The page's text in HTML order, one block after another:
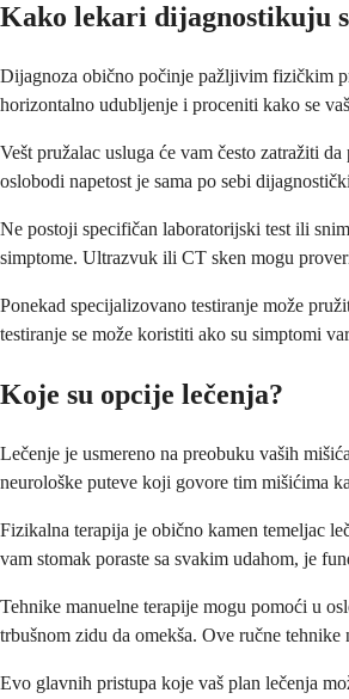
Kako lekari dijagnostikuju
Dijagnoza obično počinje pažljivim fizičkim
horizontalno udubljenje i proceniti kako se
Vešt pružalac usluga će vam često zatražiti
oslobodi napetost je sama po sebi
Ne postoji specifičan laboratorijski test ili
simptome. Ultrazvuk ili CT sken mogu
Ponekad specijalizovano testiranje može
testiranje se može koristiti ako su simptomi
Koje su opcije lečenja?
Lečenje je usmereno na preobuku vaših
neurološke puteve koji govore tim mišićima
Fizikalna terapija je obično kamen temeljac
vam stomak poraste sa svakim udahom, je
Tehnike manuelne terapije mogu pomoći u
trbušnom zidu da omekša. Ove ručne
Evo glavnih pristupa koje vaš plan lečenja